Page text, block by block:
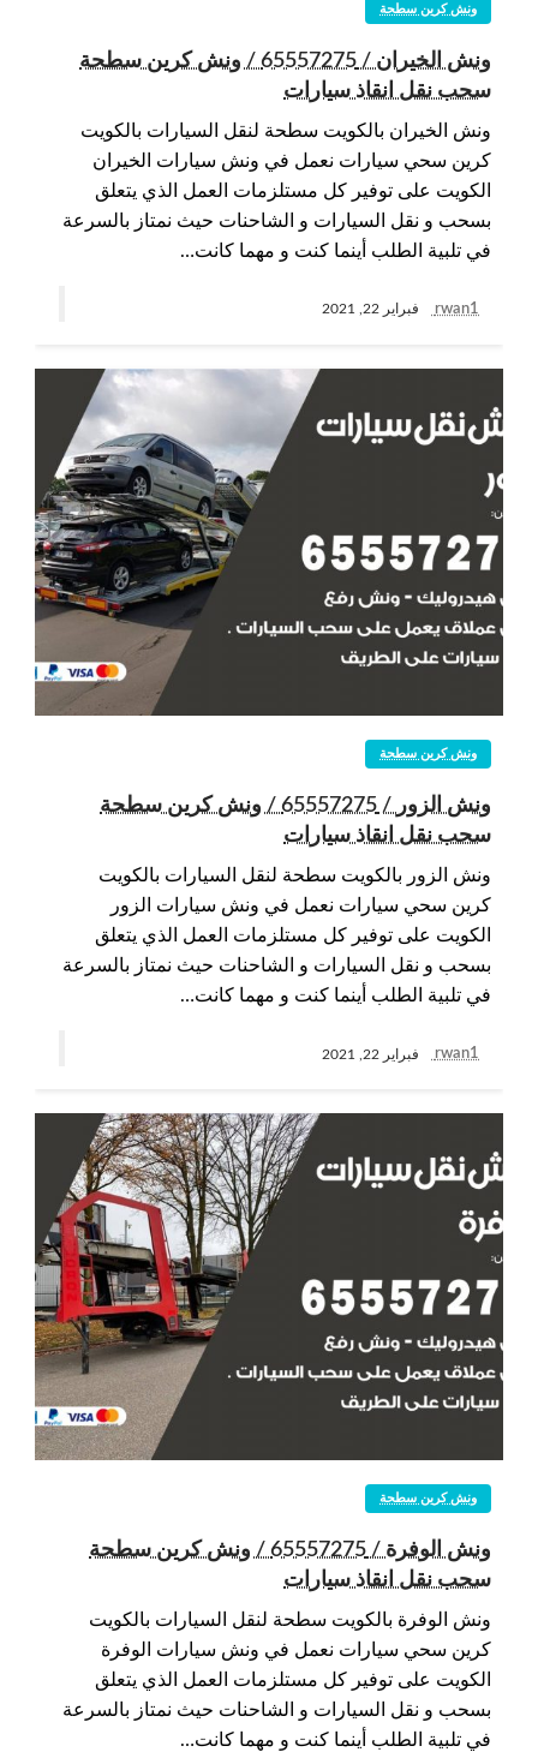
ونش كرين سطحة
ونش الخيران / 65557275 / ونش كرين سطحة
سحب نقل انقاذ سيارات
ونش الخيران بالكويت سطحة لنقل السيارات بالكويت
كرين سحي سيارات نعمل في ونش سيارات الخيران
الكويت على توفير كل مستلزمات العمل الذي يتعلق
بسحب و نقل السيارات و الشاحنات حيث نمتاز بالسرعة
في تلبية الطلب أينما كنت و مهما كانت…
rwan1 فبراير 22, 2021
ونش كرين سطحة
ونش الزور / 65557275 / ونش كرين سطحة
سحب نقل انقاذ سيارات
ونش الزور بالكويت سطحة لنقل السيارات بالكويت
كرين سحي سيارات نعمل في ونش سيارات الزور
الكويت على توفير كل مستلزمات العمل الذي يتعلق
بسحب و نقل السيارات و الشاحنات حيث نمتاز بالسرعة
في تلبية الطلب أينما كنت و مهما كانت…
rwan1 فبراير 22, 2021
ونش كرين سطحة
ونش الوفرة / 65557275 / ونش كرين سطحة
سحب نقل انقاذ سيارات
ونش الوفرة بالكويت سطحة لنقل السيارات بالكويت
كرين سحي سيارات نعمل في ونش سيارات الوفرة
الكويت على توفير كل مستلزمات العمل الذي يتعلق
بسحب و نقل السيارات و الشاحنات حيث نمتاز بالسرعة
في تلبية الطلب أينما كنت و مهما كانت…